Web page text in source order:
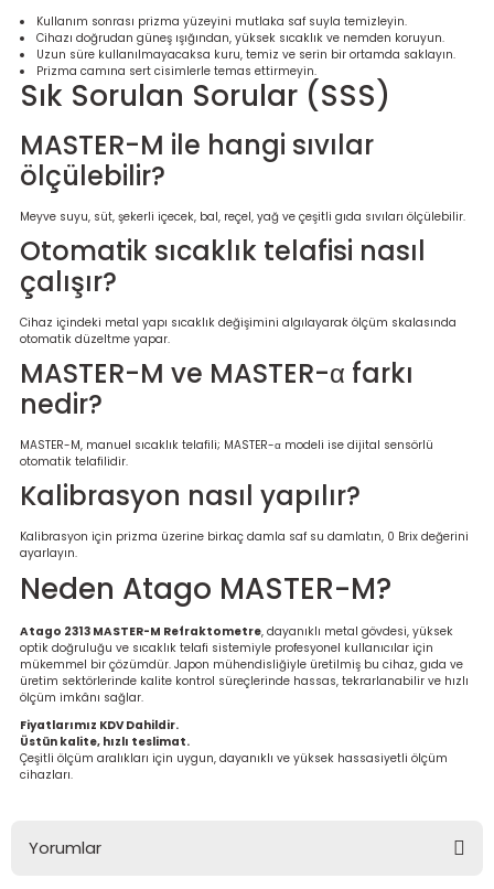
Kullanım sonrası prizma yüzeyini mutlaka saf suyla temizleyin.
Cihazı doğrudan güneş ışığından, yüksek sıcaklık ve nemden koruyun.
Uzun süre kullanılmayacaksa kuru, temiz ve serin bir ortamda saklayın.
Prizma camına sert cisimlerle temas ettirmeyin.
Sık Sorulan Sorular (SSS)
MASTER-M ile hangi sıvılar
ölçülebilir?
Meyve suyu, süt, şekerli içecek, bal, reçel, yağ ve çeşitli gıda sıvıları ölçülebilir.
Otomatik sıcaklık telafisi nasıl
çalışır?
Cihaz içindeki metal yapı sıcaklık değişimini algılayarak ölçüm skalasında
otomatik düzeltme yapar.
MASTER-M ve MASTER-α farkı
nedir?
MASTER-M, manuel sıcaklık telafili; MASTER-α modeli ise dijital sensörlü
otomatik telafilidir.
Kalibrasyon nasıl yapılır?
Kalibrasyon için prizma üzerine birkaç damla saf su damlatın, 0 Brix değerini
ayarlayın.
Neden Atago MASTER-M?
Atago 2313 MASTER-M Refraktometre, dayanıklı metal gövdesi, yüksek
optik doğruluğu ve sıcaklık telafi sistemiyle profesyonel kullanıcılar için
mükemmel bir çözümdür. Japon mühendisliğiyle üretilmiş bu cihaz, gıda ve
üretim sektörlerinde kalite kontrol süreçlerinde hassas, tekrarlanabilir ve hızlı
ölçüm imkânı sağlar.
Fiyatlarımız KDV Dahildir.
Üstün kalite, hızlı teslimat.
Çeşitli ölçüm aralıkları için uygun, dayanıklı ve yüksek hassasiyetli ölçüm
cihazları.
Yorumlar